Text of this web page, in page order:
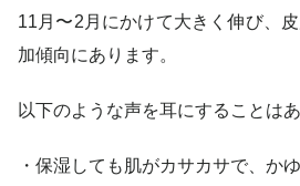
11月〜2月にかけて大きく伸び、
加傾向にあります。
以下のような声を耳にすることは
・保湿しても肌がカサカサで、か